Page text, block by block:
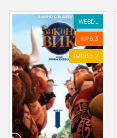
WEBDL
KP 6.3
IMDB 5.2